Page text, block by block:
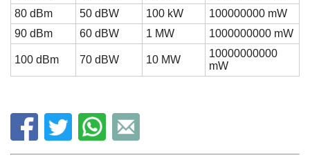
80 dBm
50 dBW 100 kW
100000000 mW
90 dBm
60 dBW 1 MW 1000000000 mW
100 dBm 70 dBW 10 MW
10000000000
mW